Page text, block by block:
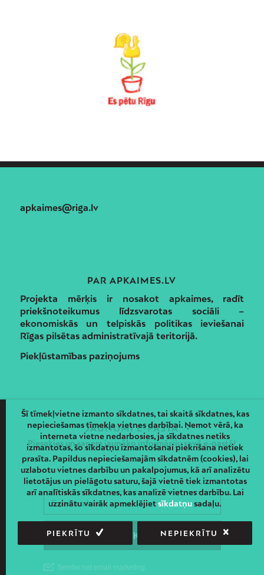
apkaimes@riga.lv
PAR APKAIMES.LV
Projekta mērķis ir nosakot apkaimes, radīt
priekšnoteikumus līdzsvarotas sociāli –
ekonomiskās un telpiskās politikas ieviešanai
Rīgas pilsētas administratīvajā teritorijā.
Piekļūstamības paziņojums
JAUNUMI E-PASTĀ
Piesakies un saņem jaunāko informāciju savā e-pastā!
Šī tīmekļvietne izmanto sīkdatnes, tai skaitā sīkdatnes, kas
nepieciešamas tīmekļa vietnes darbībai. Ņemot vērā, ka
interneta vietne nedarbosies, ja sīkdatnes netiks
izmantotas, šo sīkdatņu izmantošanai piekrišana netiek
prasīta. Papildus nepieciešamajām sīkdatnēm (cookies), lai
uzlabotu vietnes darbību un pakalpojumus, kā arī analizētu
lietotājus un pielāgotu saturu, šajā vietnē tiek izmantotas
arī analītiskās sīkdatnes, kas analizē vietnes darbību. Lai
uzzinātu vairāk apmeklējietsīkdatņusadaļu.
PIEKRĪTU NEPIEKRĪTU